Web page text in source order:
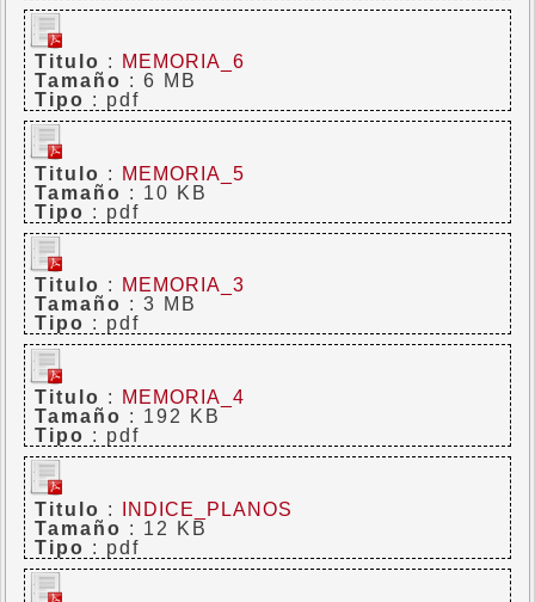
Titulo :
MEMORIA_6
Tamaño : 6 MB
Tipo : pdf
Titulo :
MEMORIA_5
Tamaño : 10 KB
Tipo : pdf
Titulo :
MEMORIA_3
Tamaño : 3 MB
Tipo : pdf
Titulo :
MEMORIA_4
Tamaño : 192 KB
Tipo : pdf
Titulo :
INDICE_PLANOS
Tamaño : 12 KB
Tipo : pdf